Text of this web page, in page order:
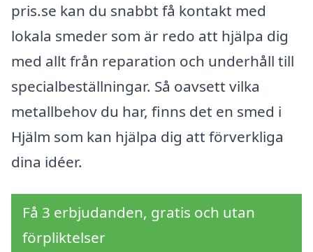
pris.se kan du snabbt få kontakt med
lokala smeder som är redo att hjälpa dig
med allt från reparation och underhåll till
specialbeställningar. Så oavsett vilka
metallbehov du har, finns det en smed i
Hjälm som kan hjälpa dig att förverkliga
dina idéer.
Få 3 erbjudanden, gratis och utan
förpliktelser